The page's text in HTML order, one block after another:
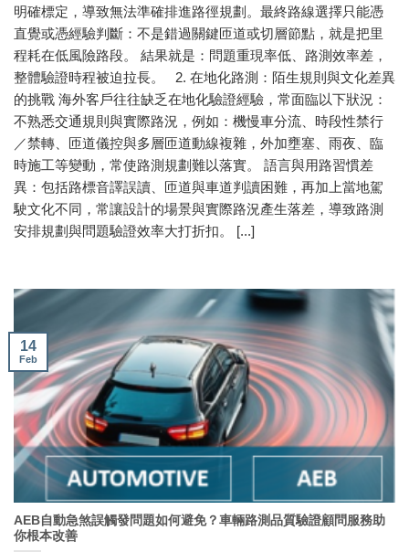
明確標定，導致無法準確排進路徑規劃。最終路線選擇只能憑
直覺或憑經驗判斷：不是錯過關鍵匝道或切層節點，就是把里
程耗在低風險路段。 結果就是：問題重現率低、路測效率差，
整體驗證時程被迫拉長。 2. 在地化路測：陌生規則與文化差異
的挑戰 海外客戶往往缺乏在地化驗證經驗，常面臨以下狀況：
不熟悉交通規則與實際路況，例如：機慢車分流、時段性禁行
／禁轉、匝道儀控與多層匝道動線複雜，外加壅塞、雨夜、臨
時施工等變動，常使路測規劃難以落實。 語言與用路習慣差
異：包括路標音譯誤讀、匝道與車道判讀困難，再加上當地駕
駛文化不同，常讓設計的場景與實際路況產生落差，導致路測
安排規劃與問題驗證效率大打折扣。 [...]
AEB自動急煞誤觸發問題如何避免？車輛路測品質驗證顧問服務助
你根本改善
14
Feb